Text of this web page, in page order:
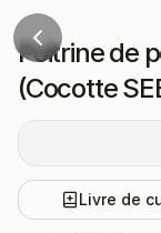
Poitrine de
(Cocotte
Livre de